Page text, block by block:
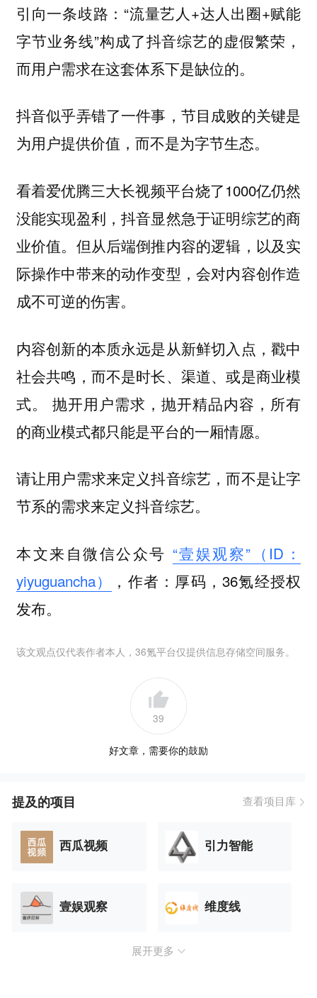
引向一条歧路：“流量艺人+达人出圈+赋能
字节业务线”构成了抖音综艺的虚假繁荣，
而用户需求在这套体系下是缺位的。
抖音似乎弄错了一件事，节目成败的关键是
为用户提供价值，而不是为字节生态。
看着爱优腾三大长视频平台烧了1000亿仍然
没能实现盈利，抖音显然急于证明综艺的商
业价值。但从后端倒推内容的逻辑，以及实
际操作中带来的动作变型，会对内容创作造
成不可逆的伤害。
内容创新的本质永远是从新鲜切入点，戳中
社会共鸣，而不是时长、渠道、或是商业模
式。
抛开用户需求，抛开精品内容，所有
的商业模式都只能是平台的一厢情愿。
请让用户需求来定义抖音综艺，而不是让字
节系的需求来定义抖音综艺。
本文来自微信公众号 “壹娱观察”（ID：
yiyuguancha）
，作者：厚码，36氪经授权
发布。
该文观点仅代表作者本人，36氪平台仅提供信息存储空间服务。
39
好文章，需要你的鼓励
提及的项目 查看项目库
西瓜视频 引力智能
壹娱观察 维度线
展开更多